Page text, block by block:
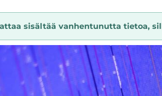
sisältää vanhentunutta tietoa,